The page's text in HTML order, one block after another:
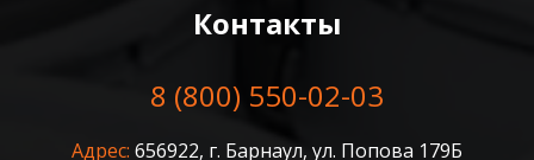
Контакты
8 (800) 550-02-03
Адрес: 656922, г. Барнаул, ул. Попова 179Б